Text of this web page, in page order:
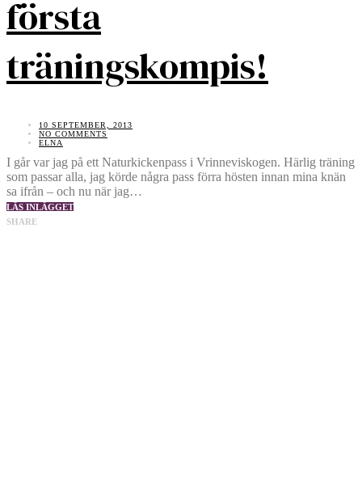
första
träningskompis!
10 SEPTEMBER, 2013
NO COMMENTS
ELNA
I går var jag på ett Naturkickenpass i Vrinneviskogen. Härlig träning
som passar alla, jag körde några pass förra hösten innan mina knän
sa ifrån – och nu när jag…
LÄS INLÄGGET
SHARE